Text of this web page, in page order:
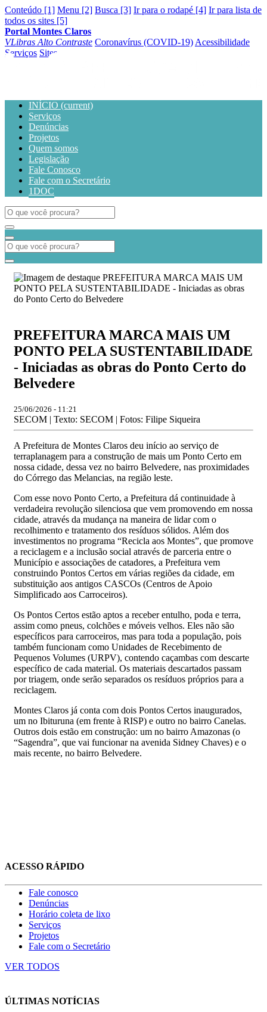
Conteúdo [1] Menu [2] Busca [3] Ir para o rodapé [4] Ir para lista de
todos os sites [5]
Portal Montes Claros
VLibras Alto Contraste Coronavírus (COVID-19) Acessibilidade
Serviços Sites
INÍCIO (current)
Serviços
Denúncias
Projetos
Quem somos
Legislação
Fale Conosco
Fale com o Secretário
1DOC
PREFEITURA MARCA MAIS UM
PONTO PELA SUSTENTABILIDADE
- Iniciadas as obras do Ponto Certo do
Belvedere
25/06/2026 - 11:21
SECOM | Texto: SECOM | Fotos: Filipe Siqueira
A Prefeitura de Montes Claros deu início ao serviço de
terraplanagem para a construção de mais um Ponto Certo em
nossa cidade, dessa vez no bairro Belvedere, nas proximidades
do Córrego das Melancias, na região leste.
Com esse novo Ponto Certo, a Prefeitura dá continuidade à
verdadeira revolução silenciosa que vem promovendo em nossa
cidade, através da mudança na maneira de lidar com o
recolhimento e tratamento dos resíduos sólidos. Além dos
investimentos no programa “Recicla aos Montes”, que promove
a reciclagem e a inclusão social através de parceria entre o
Município e associações de catadores, a Prefeitura vem
construindo Pontos Certos em várias regiões da cidade, em
substituição aos antigos CASCOs (Centros de Apoio
Simplificado aos Carroceiros).
Os Pontos Certos estão aptos a receber entulho, poda e terra,
assim como pneus, colchões e móveis velhos. Eles não são
específicos para carroceiros, mas para toda a população, pois
também funcionam como Unidades de Recebimento de
Pequenos Volumes (URPV), contendo caçambas com descarte
específico de cada material. Os materiais descartados passam
por triagem, onde serão separados os resíduos próprios para a
reciclagem.
Montes Claros já conta com dois Pontos Certos inaugurados,
um no Ibituruna (em frente à RISP) e outro no bairro Canelas.
Outros dois estão em construção: um no bairro Amazonas (o
“Sagendra”, que vai funcionar na avenida Sidney Chaves) e o
mais recente, no bairro Belvedere.
ACESSO RÁPIDO
Fale conosco
Denúncias
Horário coleta de lixo
Serviços
Projetos
Fale com o Secretário
VER TODOS
ÚLTIMAS NOTÍCIAS